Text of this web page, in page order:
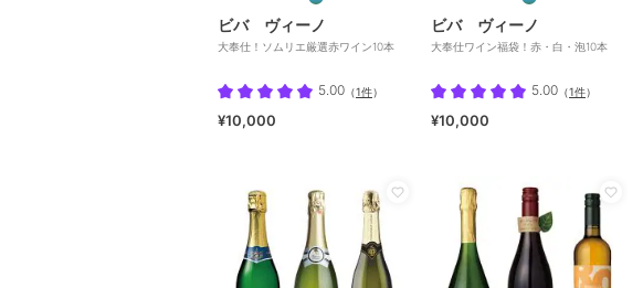
ビバ ヴィーノ
大奉仕！ソムリエ厳選赤ワイン10本
5.00 （1件）
¥10,000
ビバ ヴィーノ
大奉仕ワイン福袋！赤・白・泡10本
5.00 （1件）
¥10,000